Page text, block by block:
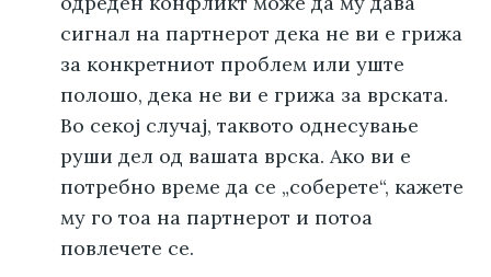
сигнал на партнерот дека не ви е грижа
за конкретниот проблем или уште
полошо, дека не ви е грижа за врската.
Во секој случај, таквото однесување
руши дел од вашата врска. Ако ви е
потребно време да се „соберете“, кажете
му го тоа на партнерот и потоа
повлечете се.